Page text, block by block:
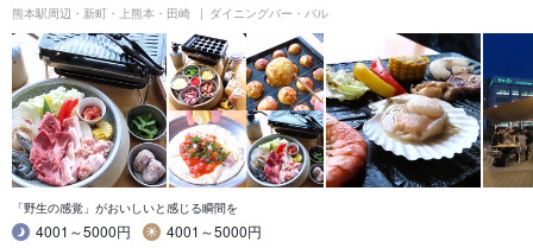
熊本駅周辺・新町・上熊本・田崎 ダイニングバー・バル
「野生の感覚」がおいしいと感じる瞬間を
4001～5000円
4001～5000円